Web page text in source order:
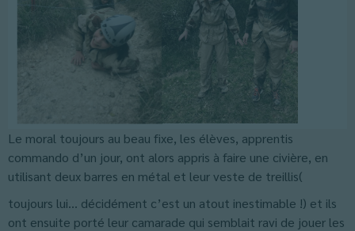
Le moral toujours au beau fixe, les élèves, apprentis
commando d’un jour, ont alors appris à faire une civière, en
utilisant deux barres en métal et leur veste de treillis(
toujours lui… décidément c’est un atout inestimable !) et ils
ont ensuite porté leur camarade qui semblait ravi de jouer les